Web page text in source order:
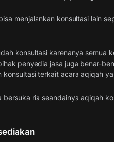
menjalankan konsultasi lain
konsultasi karenanya semua
penyedia jasa juga benar-
konsultasi terkait acara aqiqah
bersuka ria seandainya aqiqah